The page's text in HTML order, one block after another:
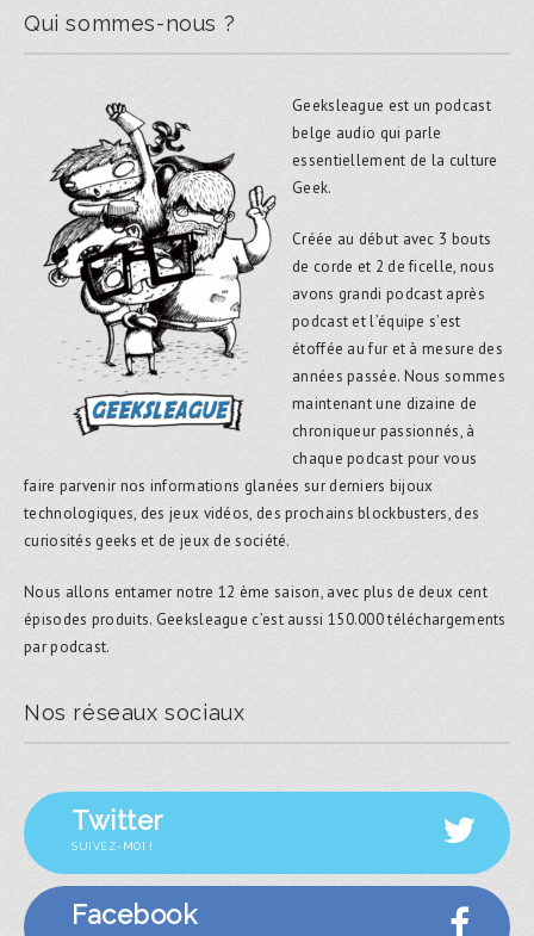
Qui sommes-nous ?
Geeksleague est un podcast
belge audio qui parle
essentiellement de la culture
Geek.
Créée au début avec 3 bouts
de corde et 2 de ficelle, nous
avons grandi podcast après
podcast et l’équipe s’est
étoffée au fur et à mesure des
années passée. Nous sommes
maintenant une dizaine de
chroniqueur passionnés, à
chaque podcast pour vous
faire parvenir nos informations glanées sur derniers bijoux
technologiques, des jeux vidéos, des prochains blockbusters, des
curiosités geeks et de jeux de société.
Nous allons entamer notre 12 ème saison, avec plus de deux cent
épisodes produits. Geeksleague c’est aussi 150.000 téléchargements
par podcast.
Nos réseaux sociaux
Twitter
SUIVEZ-MOI !
Facebook